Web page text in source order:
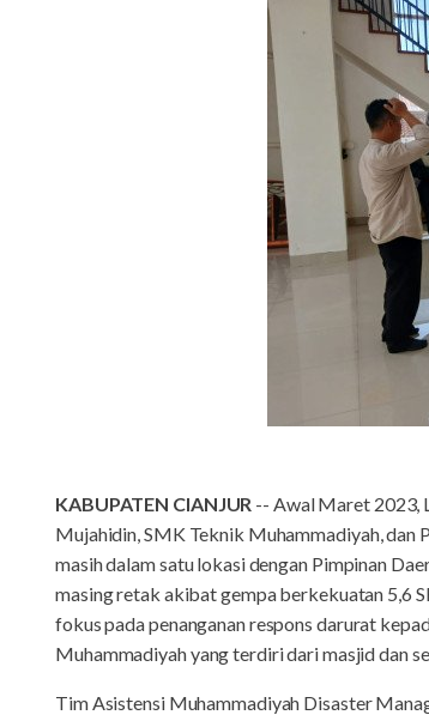
KABUPATEN CIANJUR -- Awal Maret 2023,
Mujahidin, SMK Teknik Muhammadiyah, dan
masih dalam satu lokasi dengan Pimpinan
masing retak akibat gempa berkekuatan 5,6
fokus pada penanganan respons darurat
Muhammadiyah yang terdiri dari masjid dan
Tim Asistensi Muhammadiyah Disaster